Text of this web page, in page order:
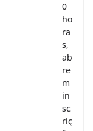
0
ho
ra
s,
ab
re
m
in
sc
riç